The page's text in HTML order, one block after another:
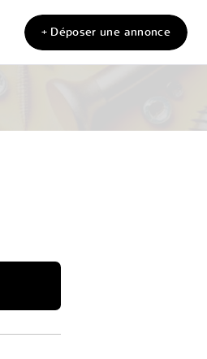
+ Déposer une annonce